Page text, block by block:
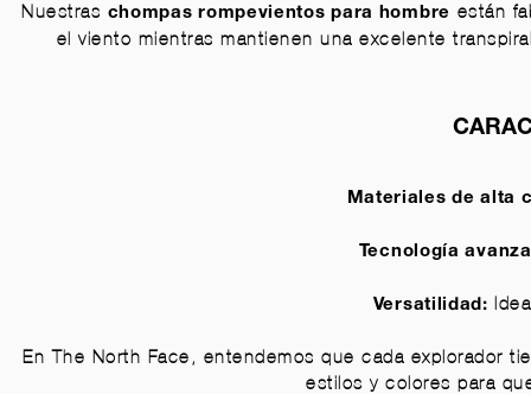
Nuestras chompas rompevientos para hombre están
el viento mientras mantienen una excelente
Materiales de alta
Tecnología
Versatilidad:
En The North Face, entendemos que cada explorador
estilos y colores para